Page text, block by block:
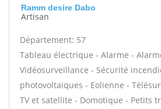
Ramm desire Dabo
Artisan
Département: 57
Tableau électrique - Alarme -
Vidéosurveillance - Sécurité
photovoltaïques - Eolienne -
TV et satellite - Domotique - Petits